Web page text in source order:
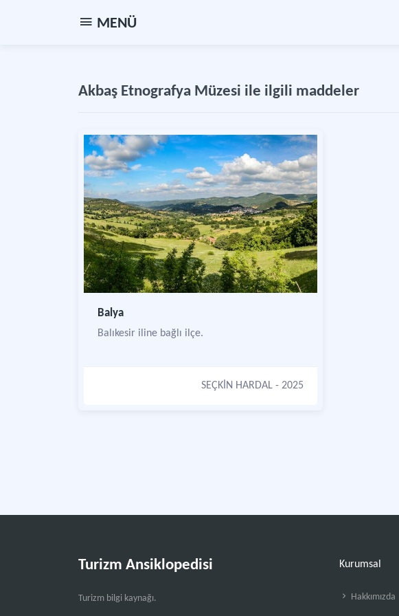
MENÜ
Akbaş Etnografya Müzesi ile ilgili maddeler
Balya
Balıkesir iline bağlı ilçe.
SEÇKİN HARDAL - 2025
Turizm Ansiklopedisi
Turizm bilgi kaynağı.
Kurumsal
Hakkımızda